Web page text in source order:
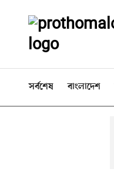
সর্বশেষ বাংলাদেশ